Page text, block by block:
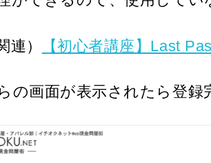
連） 【初心者講座】Last
の画面が表示されたら登録